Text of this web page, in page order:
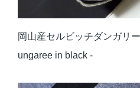
岡山産セルビッチダンガ
ungaree in black -